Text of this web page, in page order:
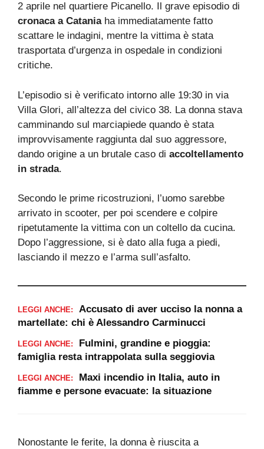
2 aprile nel quartiere Picanello. Il grave episodio di
cronaca a Cataniaha immediatamente fatto
scattare le indagini, mentre la vittima è stata
trasportata d’urgenza in ospedale in condizioni
critiche.
L’episodio si è verificato intorno alle 19:30 in via
Villa Glori, all’altezza del civico 38. La donna stava
camminando sul marciapiede quando è stata
improvvisamente raggiunta dal suo aggressore,
dando origine a un brutale caso di accoltellamento
in strada.
Secondo le prime ricostruzioni, l’uomo sarebbe
arrivato in scooter, per poi scendere e colpire
ripetutamente la vittima con un coltello da cucina.
Dopo l’aggressione, si è dato alla fuga a piedi,
lasciando il mezzo e l’arma sull’asfalto.
LEGGI ANCHE:
Accusato di aver ucciso la nonna a
martellate: chi è Alessandro Carminucci
LEGGI ANCHE:
Fulmini, grandine e pioggia:
famiglia resta intrappolata sulla seggiovia
LEGGI ANCHE:
Maxi incendio in Italia, auto in
fiamme e persone evacuate: la situazione
Nonostante le ferite, la donna è riuscita a